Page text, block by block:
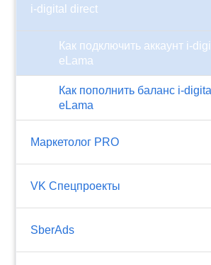
i-digital direct
Как подключить аккаунт i-
eLama
Как пополнить баланс i-
eLama
Маркетолог PRO
VK Спецпроекты
SberAds